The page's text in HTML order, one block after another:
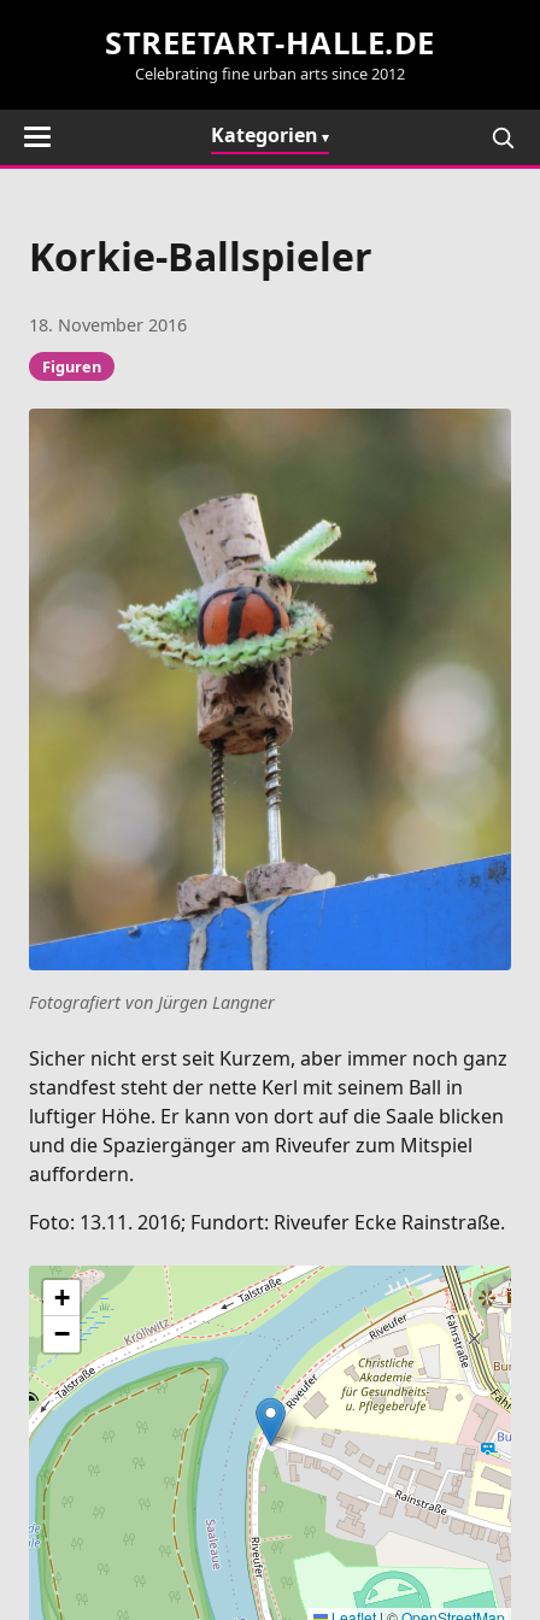
STREETART-HALLE.DE
Celebrating fine urban arts since 2012
Kategorien
Korkie-Ballspieler
18. November 2016
Figuren
Fotografiert von Jürgen Langner
Sicher nicht erst seit Kurzem, aber immer noch ganz
standfest steht der nette Kerl mit seinem Ball in
luftiger Höhe. Er kann von dort auf die Saale blicken
und die Spaziergänger am Riveufer zum Mitspiel
auffordern.
Foto: 13.11. 2016; Fundort: Riveufer Ecke Rainstraße.
+
−